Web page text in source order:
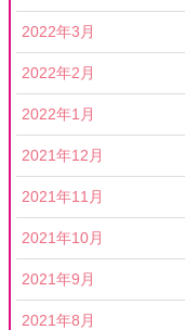
2022年3月
2022年2月
2022年1月
2021年12月
2021年11月
2021年10月
2021年9月
2021年8月